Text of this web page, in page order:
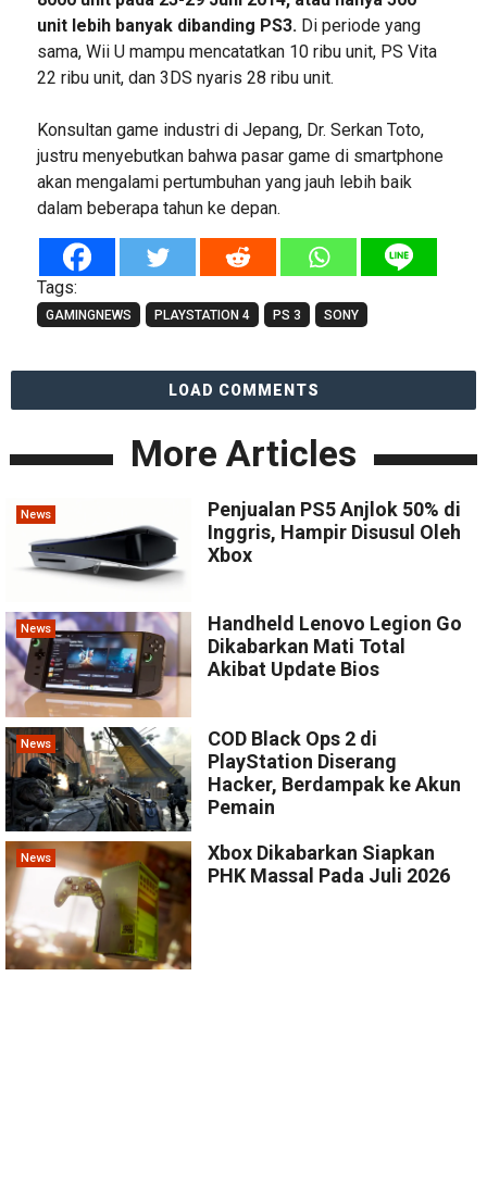
unit lebih banyak dibanding PS3.Di periode yang
sama, Wii U mampu mencatatkan 10 ribu unit, PS Vita
22 ribu unit, dan 3DS nyaris 28 ribu unit.
Konsultan game industri di Jepang, Dr. Serkan Toto,
justru menyebutkan bahwa pasar game di smartphone
akan mengalami pertumbuhan yang jauh lebih baik
dalam beberapa tahun ke depan.
Tags:
GAMINGNEWS PLAYSTATION 4 PS 3 SONY
LOAD COMMENTS
More Articles
News
Penjualan PS5 Anjlok 50% di
Inggris, Hampir Disusul Oleh
Xbox
News
Handheld Lenovo Legion Go
Dikabarkan Mati Total
Akibat Update Bios
News
COD Black Ops 2 di
PlayStation Diserang
Hacker, Berdampak ke Akun
Pemain
News
Xbox Dikabarkan Siapkan
PHK Massal Pada Juli 2026